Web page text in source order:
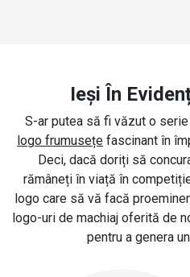
Ieși În
S-ar putea să fi văzut o
logo frumusețe fascinant în
Deci, dacă doriți să
rămâneți în viață în
logo care să vă facă
logo-uri de machiaj oferită de
pentru a genera